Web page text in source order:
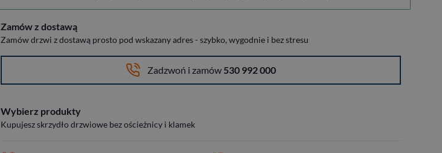
Zamów z dostawą
Zamów drzwi z dostawą prosto pod wskazany adres - szybko, wygodnie i bez stresu
Zadzwoń i zamów 530 992 000
Wybierz produkty
Kupujesz skrzydło drzwiowe bez ościeżnicy i klamek